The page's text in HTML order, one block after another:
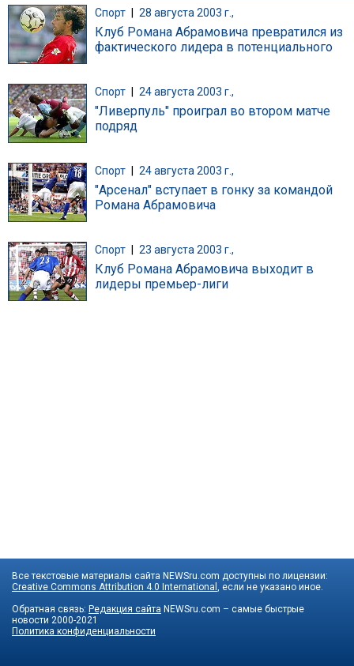
Спорт | 28 августа 2003 г.,
Клуб Романа Абрамовича превратился из
фактического лидера в потенциального
Спорт 24 августа 2003 г.,
"Ливерпуль" проиграл во втором матче
подряд
Спорт 24 августа 2003 г.,
"Арсенал" вступает в гонку за командой
Романа Абрамовича
Спорт 23 августа 2003 г.,
Клуб Романа Абрамовича выходит в
лидеры премьер-лиги
Все текстовые материалы сайта NEWSru.com доступны по лицензии:
Creative Commons Attribution 4.0 International
, если не указано иное.
Обратная связь: Редакция сайта NEWSru.com – самые быстрые
новости 2000-2021
Политика конфиденциальности